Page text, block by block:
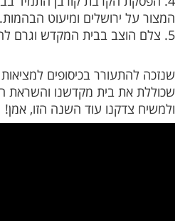
אירעו חמישה אסונות
חטא בעגל.